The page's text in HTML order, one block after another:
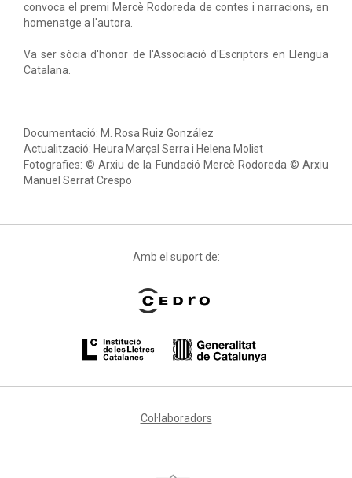
convoca el premi Mercè Rodoreda de contes i narracions, en
homenatge a l'autora.
Va ser sòcia d'honor de l'Associació d'Escriptors en Llengua
Catalana.
Documentació: M. Rosa Ruiz González
Actualització: Heura Marçal Serra i Helena Molist
Fotografies: © Arxiu de la Fundació Mercè Rodoreda © Arxiu
Manuel Serrat Crespo
Amb el suport de:
Col·laboradors